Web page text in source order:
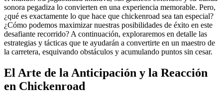
sonora pegadiza lo convierten en una experiencia memorable. Pero,
¿qué es exactamente lo que hace que chickenroad sea tan especial?
¿Cómo podemos maximizar nuestras posibilidades de éxito en este
desafiante recorrido? A continuación, exploraremos en detalle las
estrategias y tácticas que te ayudarán a convertirte en un maestro de
la carretera, esquivando obstáculos y acumulando puntos sin cesar.
El Arte de la Anticipación y la Reacción
en Chickenroad